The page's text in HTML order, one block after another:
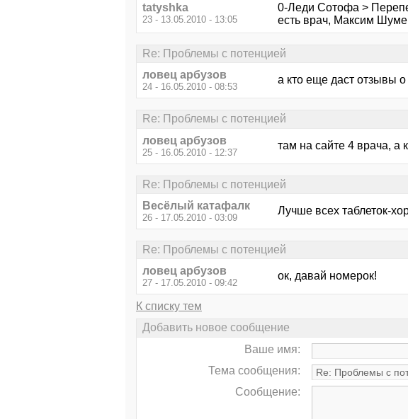
tatyshka
23 - 13.05.2010 - 13:05
0-Леди Сотофа >
есть врач, Максим
Re: Проблемы с потенцией
ловец арбузов
24 - 16.05.2010 - 08:53
а кто еще даст отзывы
Re: Проблемы с потенцией
ловец арбузов
25 - 16.05.2010 - 12:37
там на сайте 4 врача, а
Re: Проблемы с потенцией
Весёлый катафалк
26 - 17.05.2010 - 03:09
Лучше всех таблеток-
Re: Проблемы с потенцией
ловец арбузов
27 - 17.05.2010 - 09:42
ок, давай номерок!
К списку тем
Добавить новое сообщение
Ваше имя:
Тема сообщения:
Сообщение: